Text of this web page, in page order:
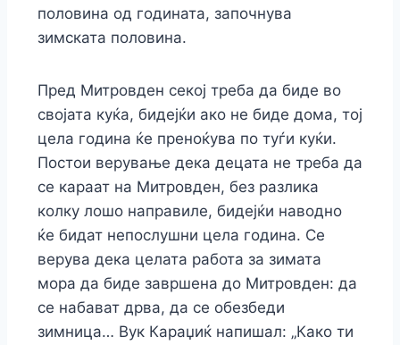
половина од годината, започнува
зимската половина.
Пред Митровден секој треба да биде во
својата куќа, бидејќи ако не биде дома, тој
цела година ќе преноќува по туѓи куќи.
Постои верување дека децата не треба да
се караат на Митровден, без разлика
колку лошо направиле, бидејќи наводно
ќе бидат непослушни цела година. Се
верува дека целата работа за зимата
мора да биде завршена до Митровден: да
се набават дрва, да се обезбеди
зимница… Вук Караџиќ напишал: „Како ти